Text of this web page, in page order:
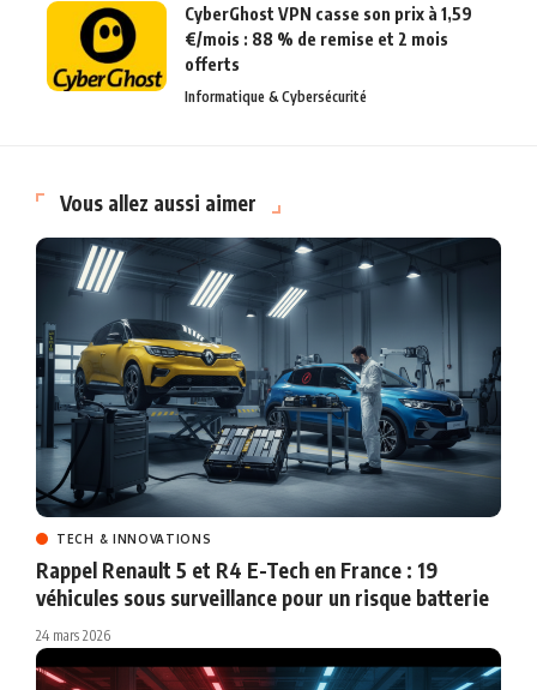
CyberGhost VPN casse son prix à 1,59
€/mois : 88 % de remise et 2 mois
offerts
Informatique & Cybersécurité
Vous allez aussi aimer
TECH & INNOVATIONS
Rappel Renault 5 et R4 E-Tech en France : 19
véhicules sous surveillance pour un risque batterie
24 mars 2026